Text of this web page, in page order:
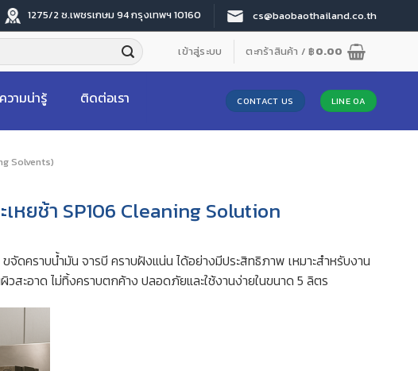
1275/2 ซ.เพชรเกษม 94 กรุงเทพฯ 10160 cs@baobaothailand.co.th
เข้าสู่ระบบ ตะกร้าสินค้า /฿0.00
วามน่ารู้ ติดต่อเรา CONTACT US LINE OA
Solvents)
หยช้า SP106 Cleaning Solution
จัดคราบน้ำมัน จารบี คราบฝังแน่น ได้อย่างมีประสิทธิภาพ เหมาะสำหรับงาน
ะอาด ไม่ทิ้งคราบตกค้าง ปลอดภัยและใช้งานง่ายในขนาด 5 ลิตร